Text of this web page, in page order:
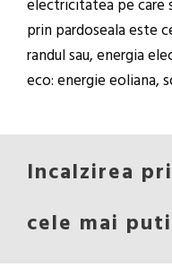
electricitatea pe care
prin pardoseala este
randul sau, energia
eco: energie eoliana,
Incalzirea
cele mai